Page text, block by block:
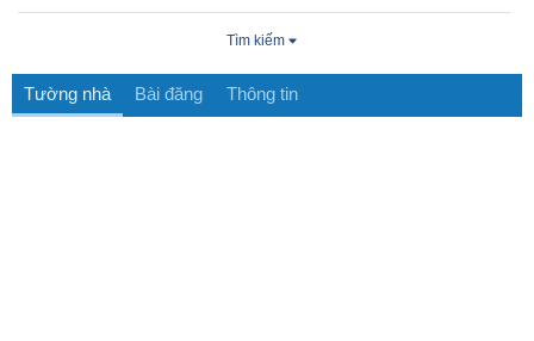
Tìm kiếm
Tường nhà Bài đăng Thông tin